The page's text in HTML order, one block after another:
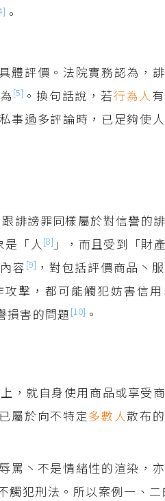
。
體評價。法院實務認為，
[5] 。換句話說，若行為人
事過多評論時，已足夠使
誹謗罪同樣屬於對信譽的
是「人 [8] 」，而且受到「財
容 [9] ，對包括評價商品丶
擊，都可能觸犯妨害信
損害的問題 [10] 。
，就自身使用商品或享受
屬於向不特定多數人散布
罵丶不是情緒性的渲染，
觸犯刑法。所以案例一、